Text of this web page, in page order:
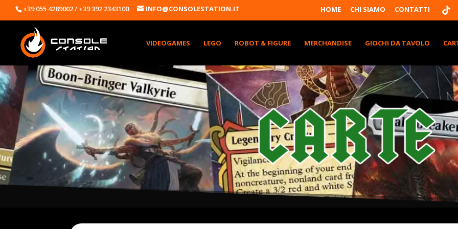
+39 055 4289002 / +39 392 2343100 INFO@CONSOLESTATION.IT HOME CHI SIAMO CONTATTI
K
K
VIDEOGAMES LEGO ROBOT & FIGURE MERCHANDISE GIOCHI DA TAVOLO
Products